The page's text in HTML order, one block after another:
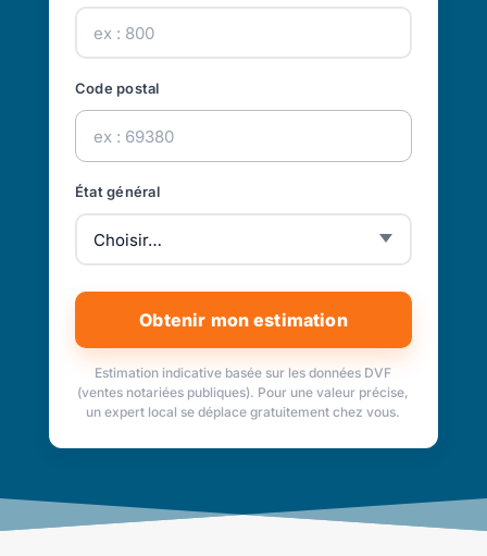
Code postal
État général
Obtenir mon estimation
Estimation indicative basée sur les données DVF
(ventes notariées publiques). Pour une valeur précise,
un expert local se déplace gratuitement chez vous.